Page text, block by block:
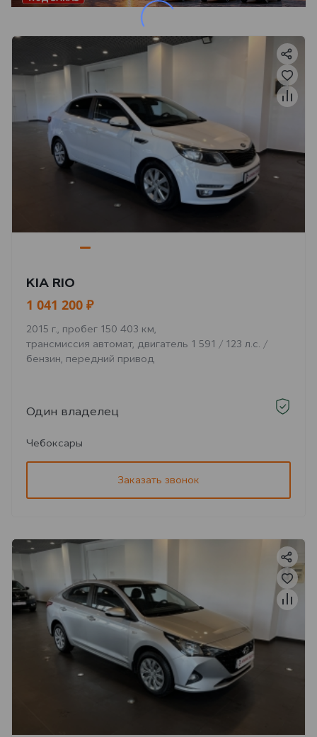
KIA RIO
1 041 200 ₽
2015 г., пробег 150 403 км,
трансмиссия автомат, двигатель 1 591 / 123 л.с. /
бензин, передний привод
Один владелец
Чебоксары
Заказать звонок